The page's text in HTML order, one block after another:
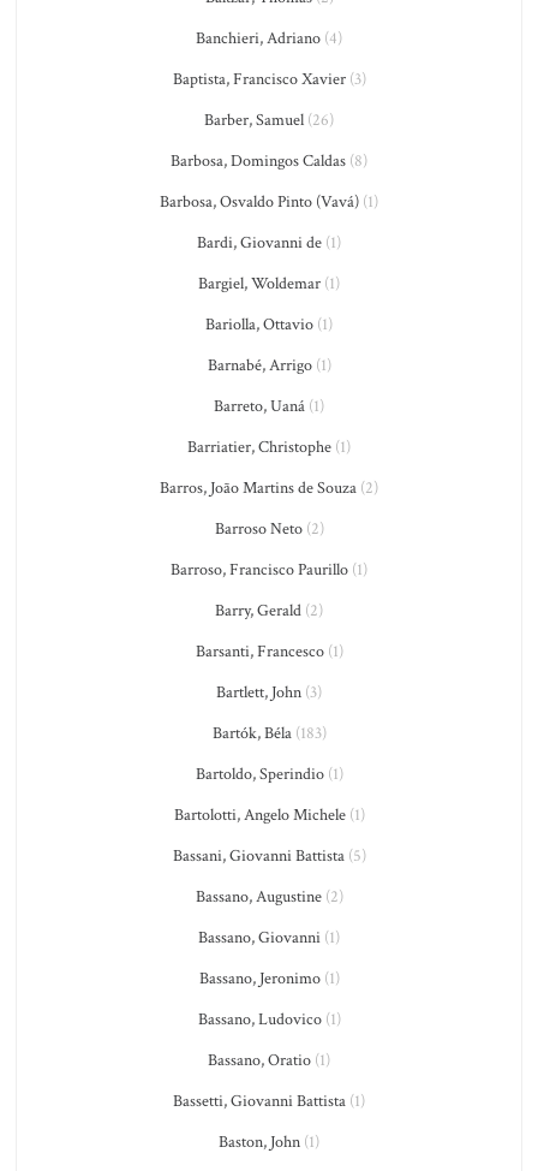
Banchieri, Adriano (4)
Baptista, Francisco Xavier(3)
Barber, Samuel (26)
Barbosa, Domingos Caldas (8)
Barbosa, Osvaldo Pinto (Vavá) (1)
Bardi, Giovanni de (1)
Bargiel, Woldemar (1)
Bariolla, Ottavio (1)
Barnabé, Arrigo(1)
Barreto, Uaná (1)
Barriatier, Christophe (1)
Barros, João Martins de Souza (2)
Barroso Neto(2)
Barroso, Francisco Paurillo (1)
Barry, Gerald (2)
Barsanti, Francesco(1)
Bartlett, John (3)
Bartók, Béla(183)
Bartoldo, Sperindio(1)
Bartolotti, Angelo Michele(1)
Bassani, Giovanni Battista(5)
Bassano, Augustine(2)
Bassano, Giovanni (1)
Bassano, Jeronimo(1)
Bassano, Ludovico(1)
Bassano, Oratio (1)
Bassetti, Giovanni Battista (1)
Baston, John (1)